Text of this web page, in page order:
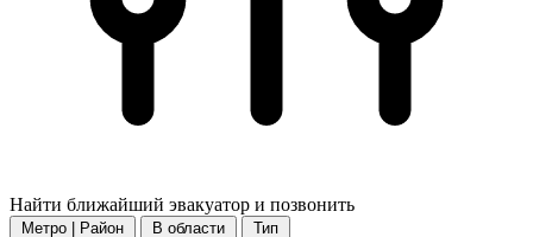
Найти ближайший эвакуатор и позвонить
Метро | Район В области Тип